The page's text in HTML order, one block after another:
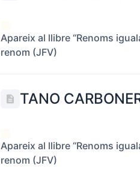
Apareix al llibre “Renoms
renom (JFV)
TANO
Apareix al llibre “Renoms
renom (JFV)